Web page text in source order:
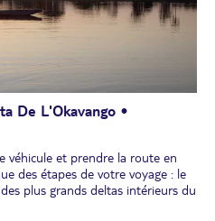
De L'Okavango •
véhicule et prendre la route en
des étapes de votre voyage : le
plus grands deltas intérieurs du
plus grands déserts, le Kalahari.